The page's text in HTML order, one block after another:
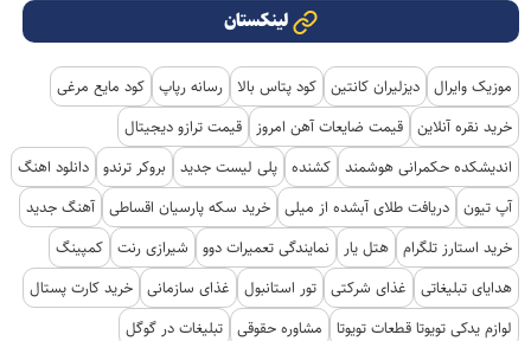
لینکستان
موزیک وایرال دیزلیران کانتین کود پتاس بالا رسانه رپاپ کود مایع مرغی
خرید نقره آنلاین قیمت ضایعات آهن امروز
قیمت ترازو دیجیتال
اندیشکده حکمرانی هوشمند کشنده پلی لیست جدید بروکر ترندو دانلود اهنگ
آپ تیون دریافت طلای آبشده از میلی خرید سکه پارسیان اقساطی آهنگ جدید
خرید استارز تلگرام هتل یار نمایندگی تعمیرات دوو شیرازی رنت کمپینگ
هدایای تبلیغاتی
غذای شرکتی تور استانبول غذای سازمانی خرید کارت پستال
لوازم یدکی تویوتا قطعات تویوتا
مشاوره حقوقی تبلیغات در گوگل